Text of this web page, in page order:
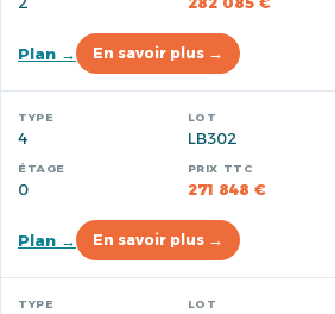
Plan → En savoir plus →
4 LB302
0 271 848 €
Plan → En savoir plus →